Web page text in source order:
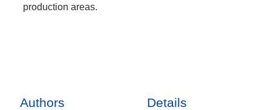
production areas.
Authors Details